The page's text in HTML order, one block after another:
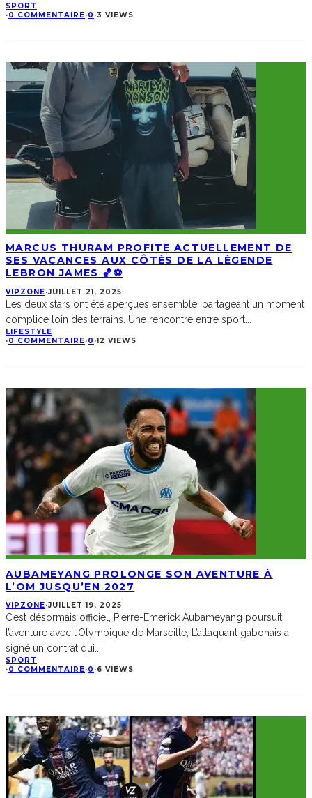
SPORT
·0 COMMENTAIRE·0 ·3 VIEWS
MARCUS THURAM PROFITE ACTUELLEMENT DE
SES VACANCES AUX CÔTÉS DE LA LÉGENDE
LEBRON JAMES 🏀⚽
VIPZONE·JUILLET 21, 2025
Les deux stars ont été aperçues ensemble, partageant un moment
complice loin des terrains. Une rencontre entre sport
LIFESTYLE
·0 COMMENTAIRE·0 ·12 VIEWS
AUBAMEYANG PROLONGE SON AVENTURE À
L’OM JUSQU’EN 2027
VIPZONE·JUILLET 19, 2025
C’est désormais officiel, Pierre-Emerick Aubameyang poursuit
l’aventure avec l’Olympique de Marseille, L’attaquant gabonais a
signé un contrat qui
SPORT
·0 COMMENTAIRE·0 ·6 VIEWS